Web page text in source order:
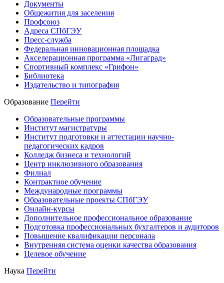
Документы
Общежития для заселения
Профсоюз
Адреса СПбГЭУ
Пресс-служба
Федеральная инновационная площадка
Акселерационная программа «Лигаград»­­
Спортивный комплекс «Грифон»
Библиотека
Издательство и типография
Образование Перейти
Образовательные программы
Институт магистратуры
Институт подготовки и аттестации научно-
педагогических кадров
Колледж бизнеса и технологий
Центр инклюзивного образования
Филиал
Контрактное обучение
Международные программы
Образовательные проекты СПбГЭУ
Онлайн-курсы
Дополнительное профессиональное образование
Подготовка профессиональных бухгалтеров и аудиторов
Повышение квалификации персонала
Внутренняя система оценки качества образования
Целевое обучение
Наука Перейти